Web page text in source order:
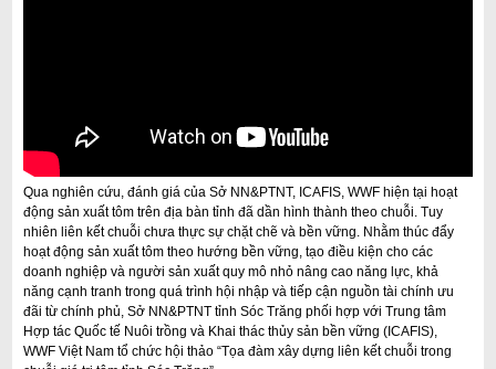
Qua nghiên cứu, đánh giá của Sở NN&PTNT, ICAFIS, WWF hiện tại hoạt
động sản xuất tôm trên địa bàn tỉnh đã dần hình thành theo chuỗi. Tuy
nhiên liên kết chuỗi chưa thực sự chặt chẽ và bền vững. Nhằm thúc đẩy
hoạt động sản xuất tôm theo hướng bền vững, tạo điều kiện cho các
doanh nghiệp và người sản xuất quy mô nhỏ nâng cao năng lực, khả
năng cạnh tranh trong quá trình hội nhập và tiếp cận nguồn tài chính ưu
đãi từ chính phủ, Sở NN&PTNT tỉnh Sóc Trăng phối hợp với Trung tâm
Hợp tác Quốc tế Nuôi trồng và Khai thác thủy sản bền vững (ICAFIS),
WWF Việt Nam tổ chức hội thảo “Tọa đàm xây dựng liên kết chuỗi trong